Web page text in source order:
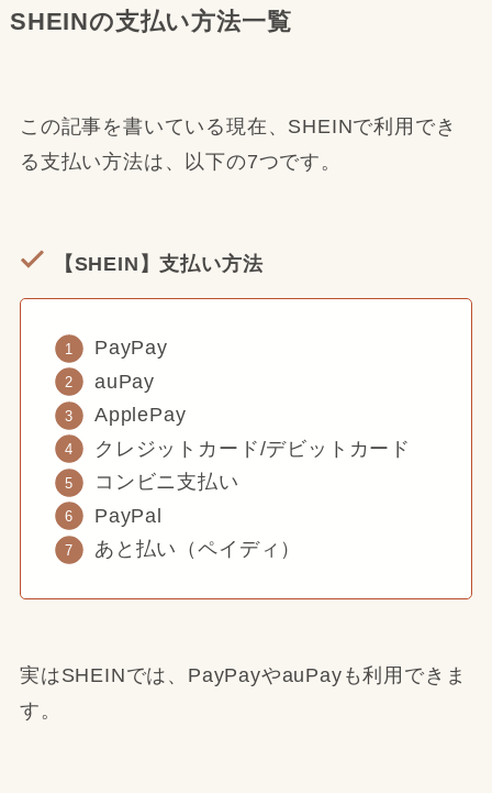
SHEINの支払い方法一覧
この記事を書いている現在、SHEINで利用でき
る支払い方法は、以下の7つです。
【SHEIN】支払い方法
PayPay
auPay
ApplePay
クレジットカード/デビットカード
コンビニ支払い
PayPal
あと払い（ペイディ）
実はSHEINでは、PayPayやauPayも利用できま
す。